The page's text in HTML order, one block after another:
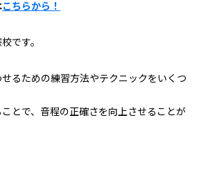
こちらから！
です。
るための練習方法やテクニックをいくつ
とで、音程の正確さを向上させることが